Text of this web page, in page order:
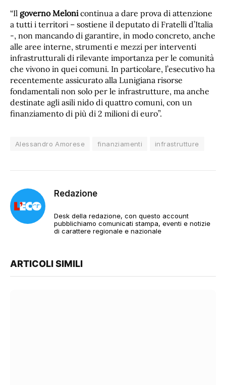
“Il governo Melonicontinua a dare prova di attenzione
a tutti i territori – sostiene il deputato di Fratelli d’Italia
-, non mancando di garantire, in modo concreto, anche
alle aree interne, strumenti e mezzi per interventi
infrastrutturali di rilevante importanza per le comunità
che vivono in quei comuni. In particolare, l’esecutivo ha
recentemente assicurato alla Lunigiana risorse
fondamentali non solo per le infrastrutture, ma anche
destinate agli asili nido di quattro comuni, con un
finanziamento di più di 2 milioni di euro”.
Alessandro Amorese finanziamenti infrastrutture
Redazione
Desk della redazione, con questo account
pubblichiamo comunicati stampa, eventi e notizie
di carattere regionale e nazionale
ARTICOLI SIMILI